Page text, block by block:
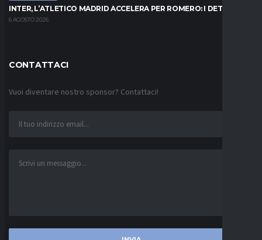
INTER, L’ATLETICO MADRID ACCELERA PER ROMERO: I DETTAGLI
6 AGOSTO 2026
CONTATTACI
Vuoi diventare nostro sponsor? Contattaci!